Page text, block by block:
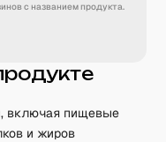
с названием продукта.
включая пищевые
и жиров